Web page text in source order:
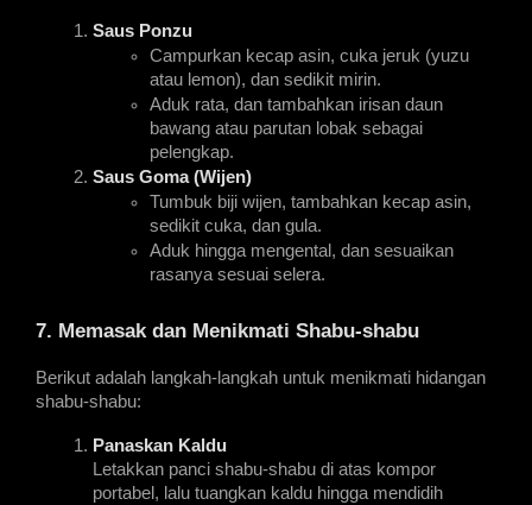
Saus Ponzu
Campurkan kecap asin, cuka jeruk (yuzu
atau lemon), dan sedikit mirin.
Aduk rata, dan tambahkan irisan daun
bawang atau parutan lobak sebagai
pelengkap.
Saus Goma (Wijen)
Tumbuk biji wijen, tambahkan kecap asin,
sedikit cuka, dan gula.
Aduk hingga mengental, dan sesuaikan
rasanya sesuai selera.
7. Memasak dan Menikmati Shabu-shabu
Berikut adalah langkah-langkah untuk menikmati hidangan
shabu-shabu:
Panaskan Kaldu
Letakkan panci shabu-shabu di atas kompor
portabel, lalu tuangkan kaldu hingga mendidih